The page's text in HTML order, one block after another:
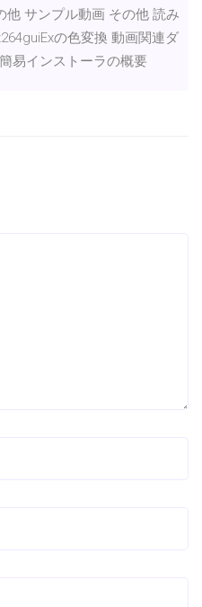
他 サンプル動画 その他 読み
の色変換 動画関連ダ
易インストーラの概要